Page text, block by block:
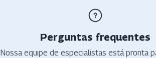
Perguntas frequentes
Nossa equipe de especialistas está pronta